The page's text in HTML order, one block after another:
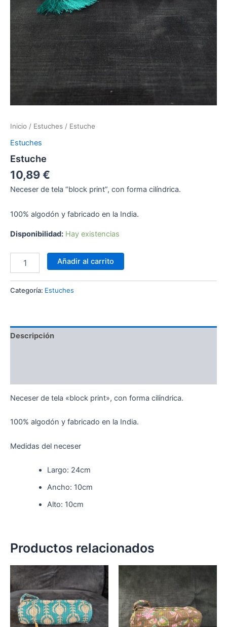
Inicio / Estuches / Estuche
Estuches
Estuche
10,89€
Neceser de tela “block print”, con forma cilíndrica.
100% algodón y fabricado en la India.
Disponibilidad: Hay existencias
Añadir al carrito
Categoría: Estuches
Descripción
Neceser de tela «block print», con forma cilíndrica.
100% algodón y fabricado en la India.
Medidas del neceser
Largo: 24cm
Ancho: 10cm
Alto: 10cm
Productos relacionados